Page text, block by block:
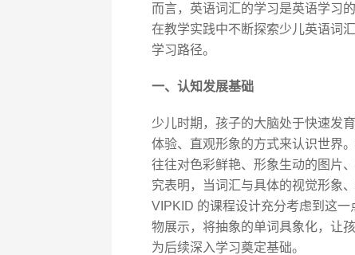
而言，英语词汇的学习是英语学习
在教学实践中不断探索少儿英语词
学习路径。
一、认知发展基础
少儿时期，孩子的大脑处于快速发
体验、直观形象的方式来认识世界
往往对色彩鲜艳、形象生动的图片
究表明，当词汇与具体的视觉形象
VIPKID 的课程设计充分考虑到这
物展示，将抽象的单词具象化，让
为后续深入学习奠定基础。